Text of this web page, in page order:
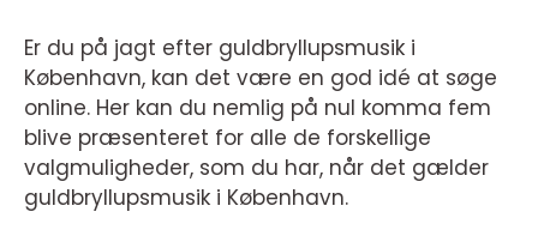
Er du på jagt efter guldbryllupsmusik i
København, kan det være en god idé at søge
online. Her kan du nemlig på nul komma fem
blive præsenteret for alle de forskellige
valgmuligheder, som du har, når det gælder
guldbryllupsmusik i København.